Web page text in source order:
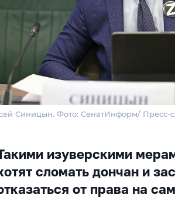
Синицын. Фото: СенатИнформ/ Пресс-
изуверскими
сломать дончан и
от права на